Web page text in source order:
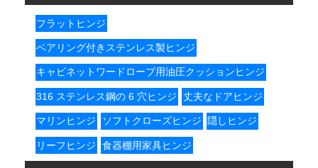
フラットヒンジ
ベアリング付きステンレス製ヒンジ
キャビネットワードローブ用油圧クッションヒンジ
316 ステンレス鋼の 6 穴ヒンジ 丈夫なドアヒンジ
マリンヒンジ ソフトクローズヒンジ 隠しヒンジ
リーフヒンジ 食器棚用家具ヒンジ